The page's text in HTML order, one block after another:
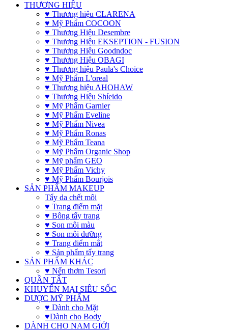
THƯƠNG HIỆU
♥ Thương hiệu CLARENA
♥ Mỹ Phẩm COCOON
♥ Thương Hiệu Desembre
♥ Thương Hiệu EKSEPTION - FUSION
♥ Thương Hiệu Goodndoc
♥ Thương Hiệu OBAGI
♥ Thương hiệu Paula's Choice
♥ Mỹ Phẩm L'oreal
♥ Thương hiệu AHOHAW
♥ Thương Hiệu Shíeido
♥ Mỹ Phẩm Garnier
♥ Mỹ Phẩm Eveline
♥ Mỹ Phẩm Nivea
♥ Mỹ Phẩm Ronas
♥ Mỹ Phẩm Teana
♥ Mỹ Phẩm Organic Shop
♥ Mỹ phẩm GEO
♥ Mỹ Phẩm Vichy
♥ Mỹ Phẩm Bourjois
SẢN PHẨM MAKEUP
Tẩy da chết môi
♥ Trang điểm mặt
♥ Bông tẩy trang
♥ Son môi màu
♥ Son môi dưỡng
♥ Trang điểm mắt
♥ Sản phẩm tẩy trang
SẢN PHẨM KHÁC
♥ Nến thơm Tesori
QUẦN TẤT
KHUYẾN MẠI SIÊU SỐC
DƯỢC MỸ PHẨM
♥ Dành cho Mặt
♥Dành cho Body
DÀNH CHO NAM GIỚI